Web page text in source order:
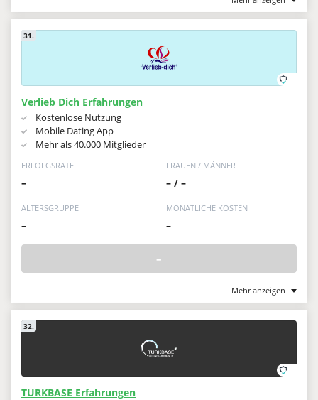
31.
Verlieb Dich Erfahrungen
Kostenlose Nutzung
Mobile Dating App
Mehr als 40.000 Mitglieder
ERFOLGSRATE
–
FRAUEN / MÄNNER
– / –
ALTERSGRUPPE
–
MONATLICHE KOSTEN
–
–
Mehr anzeigen
32.
TURKBASE Erfahrungen